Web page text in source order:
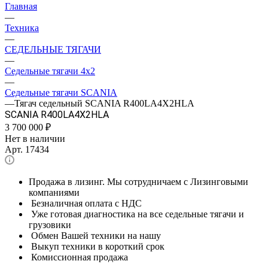
Главная
—
Техника
—
СЕДЕЛЬНЫЕ ТЯГАЧИ
—
Седельные тягачи 4x2
—
Седельные тягачи SCANIA
—Тягач седельный SCANIA R400LA4X2HLA
SCANIA R400LA4X2HLA
3 700 000 ₽
Нет в наличии
Арт. 17434
Продажа в лизинг. Мы сотрудничаем с Лизинговыми
компаниями
Безналичная оплата с НДС
Уже готовая диагностика на все седельные тягачи и
грузовики
Обмен Вашей техники на нашу
Выкуп техники в короткий срок
Комиссионная продажа